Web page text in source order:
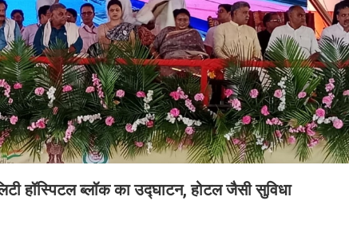
हॉस्पिटल ब्लॉक का उद्घाटन, होटल जैसी सुविधा